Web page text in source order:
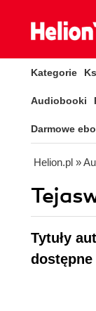
Kategorie
Audiobooki
Darmowe
Helion.pl »
Tytuły